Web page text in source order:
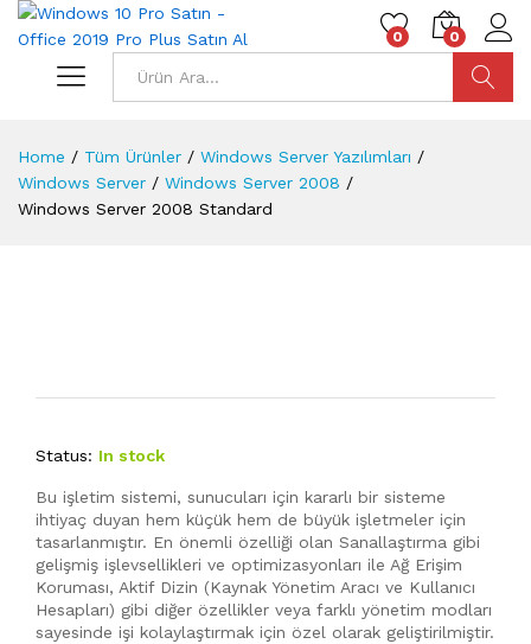
0 0
Home / Tüm Ürünler / Windows Server Yazılımları /
Windows Server / Windows Server 2008 /
Windows Server 2008 Standard
Status: In stock
Bu işletim sistemi, sunucuları için kararlı bir sisteme
ihtiyaç duyan hem küçük hem de büyük işletmeler için
tasarlanmıştır. En önemli özelliği olan Sanallaştırma gibi
gelişmiş işlevsellikleri ve optimizasyonları ile Ağ Erişim
Koruması, Aktif Dizin (Kaynak Yönetim Aracı ve Kullanıcı
Hesapları) gibi diğer özellikler veya farklı yönetim modları
sayesinde işi kolaylaştırmak için özel olarak geliştirilmiştir.